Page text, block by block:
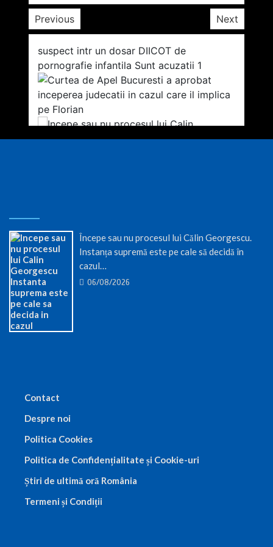
Previous Next
Începe sau nu procesul lui Călin Georgescu.
Instanța supremă este pe cale să decidă în
cazul…
06/08/2026
Contact
Despre noi
Politica Cookies
Politica de Confidențialitate și Cookie-uri
Știri de ultimă oră România
Termeni și Condiții